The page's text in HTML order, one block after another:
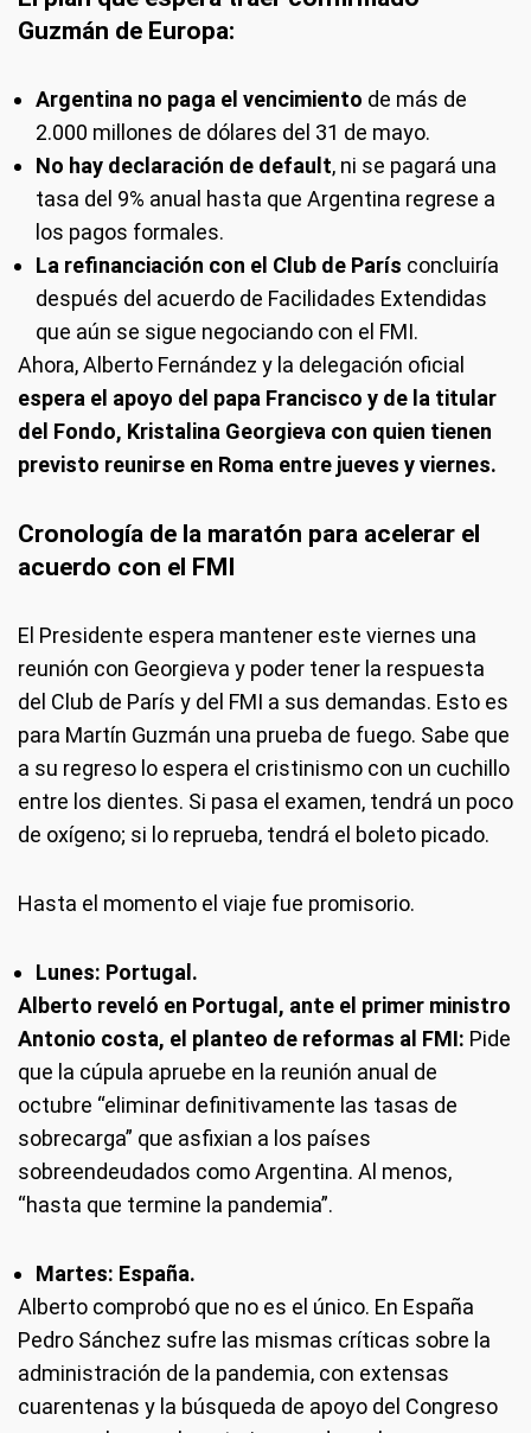
Guzmán de Europa:
Argentina no paga el vencimiento de más de
2.000 millones de dólares del 31 de mayo.
No hay declaración de default, ni se pagará una
tasa del 9% anual hasta que Argentina regrese a
los pagos formales.
La refinanciación con el Club de París concluiría
después del acuerdo de Facilidades Extendidas
que aún se sigue negociando con el FMI.
Ahora, Alberto Fernández y la delegación oficial
espera el apoyo del papa Francisco y de la titular
del Fondo, Kristalina Georgieva con quien tienen
previsto reunirse en Roma entre jueves y viernes.
Cronología de la maratón para acelerar el
acuerdo con el FMI
El Presidente espera mantener este viernes una
reunión con Georgieva y poder tener la respuesta
del Club de París y del FMI a sus demandas. Esto es
para Martín Guzmán una prueba de fuego. Sabe que
a su regreso lo espera el cristinismo con un cuchillo
entre los dientes. Si pasa el examen, tendrá un poco
de oxígeno; si lo reprueba, tendrá el boleto picado.
Hasta el momento el viaje fue promisorio.
Lunes: Portugal.
Alberto reveló en Portugal, ante el primer ministro
Antonio costa, el planteo de reformas al FMI: Pide
que la cúpula apruebe en la reunión anual de
octubre “eliminar definitivamente las tasas de
sobrecarga” que asfixian a los países
sobreendeudados como Argentina. Al menos,
“hasta que termine la pandemia”.
Martes: España.
Alberto comprobó que no es el único. En España
Pedro Sánchez sufre las mismas críticas sobre la
administración de la pandemia, con extensas
cuarentenas y la búsqueda de apoyo del Congreso